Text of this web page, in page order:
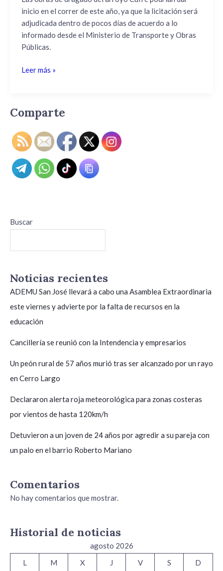
inicio en el correr de este año, ya que la licitación será
adjudicada dentro de pocos días de acuerdo a lo
informado desde el Ministerio de Transporte y Obras
Públicas.
comenzar
este
año
Leer más »
Comparte
Buscar
Noticias recientes
ADEMU San José llevará a cabo una Asamblea Extraordinaria
este viernes y advierte por la falta de recursos en la
educación
Cancillería se reunió con la Intendencia y empresarios
Un peón rural de 57 años murió tras ser alcanzado por un rayo
en Cerro Largo
Declararon alerta roja meteorológica para zonas costeras
por vientos de hasta 120km/h
Detuvieron a un joven de 24 años por agredir a su pareja con
un palo en el barrio Roberto Mariano
Comentarios
No hay comentarios que mostrar.
Historial de noticias
agosto 2026
L
M X J V S D